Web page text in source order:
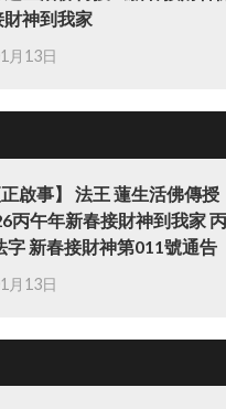
神到我家
月13日
正啟事】 法王 蓮生活佛傳
丙午年新春接財神到我家
字 新春接財神第011號通告
月13日